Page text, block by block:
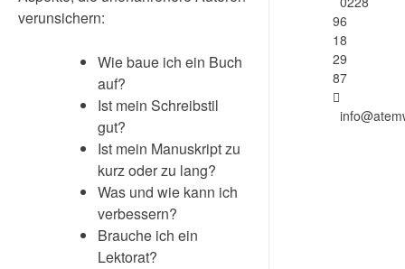
verunsichern:
Wie baue ich ein Buch
auf?
Ist mein Schreibstil
gut?
Ist mein Manuskript zu
kurz oder zu lang?
Was und wie kann ich
verbessern?
Brauche ich ein
Lektorat?
96
18
29
87